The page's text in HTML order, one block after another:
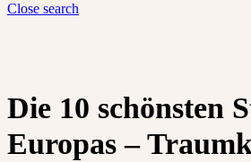
Close search
Die 10 schönsten
Europas –